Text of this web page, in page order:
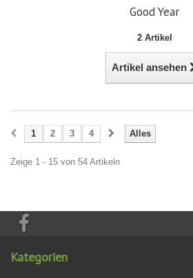
Good Year
2 Artikel
Artikel ansehen
Alles
1 2 3 4
Zeige 1 - 15 von 54 Artikeln
Kategorien